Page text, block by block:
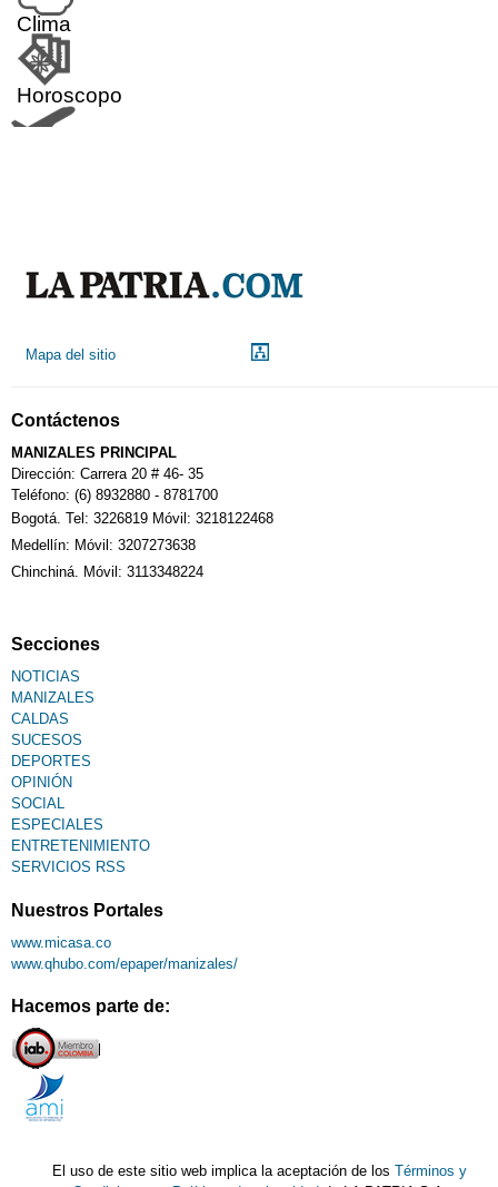
Clima
Horoscopo
Calendario Tributario
Sudoku
Mapa del sitio
Contáctenos
MANIZALES PRINCIPAL
Dirección: Carrera 20 # 46- 35
Teléfono: (6) 8932880 - 8781700
Bogotá. Tel: 3226819 Móvil: 3218122468
Medellín: Móvil: 3207273638
Chinchiná. Móvil: 3113348224
Secciones
NOTICIAS
MANIZALES
CALDAS
SUCESOS
DEPORTES
OPINIÓN
SOCIAL
ESPECIALES
ENTRETENIMIENTO
SERVICIOS RSS
Nuestros Portales
www.micasa.co
www.qhubo.com/epaper/manizales/
Hacemos parte de:
El uso de este sitio web implica la aceptación de losTérminos y